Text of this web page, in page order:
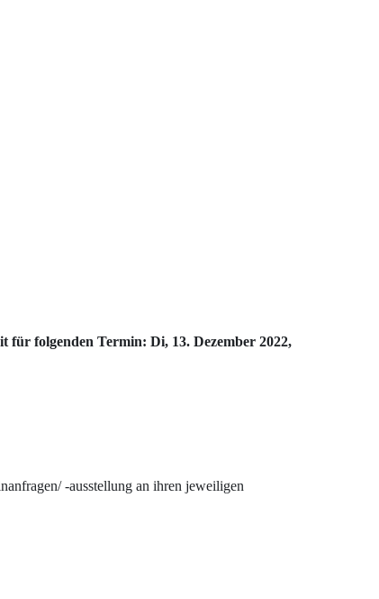
folgenden Termin: Di, 13. Dezember 2022,
-ausstellung an ihren jeweiligen